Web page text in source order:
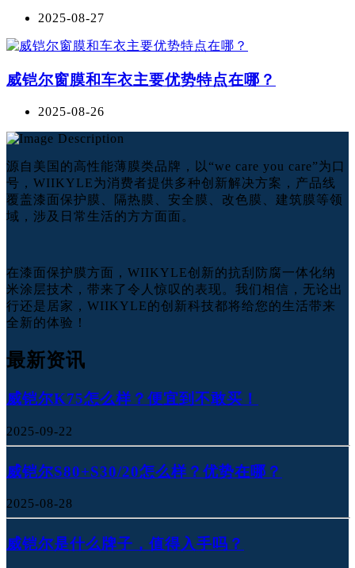
2025-08-27
威铠尔窗膜和车衣主要优势特点在哪？
2025-08-26
源自美国的高性能薄膜类品牌，以“we care you care”为口
号，WIIKYLE为消费者提供多种创新解决方案，产品线
覆盖漆面保护膜、隔热膜、安全膜、改色膜、建筑膜等领
域，涉及日常生活的方方面面。
在漆面保护膜方面，WIIKYLE创新的抗刮防腐一体化纳
米涂层技术，带来了令人惊叹的表现。我们相信，无论出
行还是居家，WIIKYLE的创新科技都将给您的生活带来
全新的体验！
最新资讯
威铠尔K75怎么样？便宜到不敢买！
2025-09-22
威铠尔S80+S30/20怎么样？优势在哪？
2025-08-28
威铠尔是什么牌子，值得入手吗？